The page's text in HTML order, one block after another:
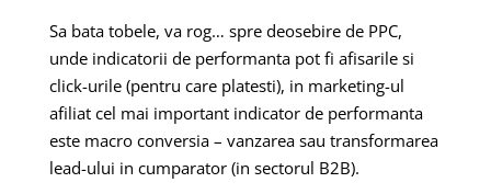
Sa bata tobele, va rog… spre deosebire de PPC,
unde indicatorii de performanta pot fi afisarile si
click-urile (pentru care platesti), in marketing-ul
afiliat cel mai important indicator de performanta
este macro conversia – vanzarea sau transformarea
lead-ului in cumparator (in sectorul B2B).